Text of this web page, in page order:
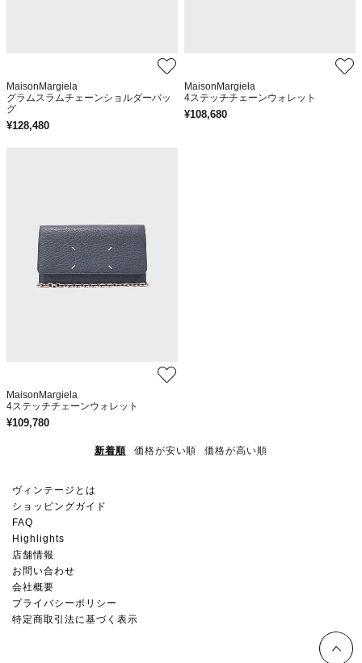
MaisonMargiela
グラムスラムチェーンショルダーバッ
グ
¥128,480
MaisonMargiela
4ステッチチェーンウォレット
¥108,680
MaisonMargiela
4ステッチチェーンウォレット
¥109,780
新着順 価格が安い順 価格が高い順
ヴィンテージとは
ショッピングガイド
FAQ
Highlights
店舗情報
お問い合わせ
会社概要
プライバシーポリシー
特定商取引法に基づく表示